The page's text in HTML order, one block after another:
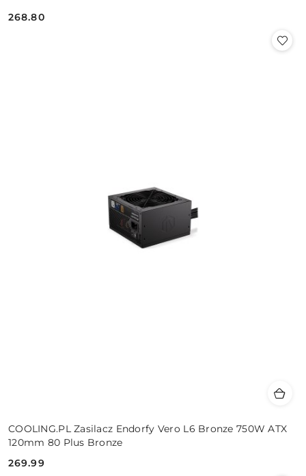
Cena:
268.80
COOLING.PL Zasilacz Endorfy Vero L6 Bronze 750W ATX
120mm 80 Plus Bronze
Cena:
269.99